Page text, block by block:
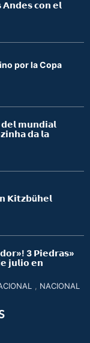
𝗔𝗻𝗱𝗲𝘀 𝗰𝗼𝗻 𝗲𝗹
por la Copa
𝗱𝗲𝗹 𝗺𝘂𝗻𝗱𝗶𝗮𝗹
𝗱𝗮 𝗹𝗮
𝗞𝗶𝘁𝘇𝗯ü𝗵𝗲𝗹
3 𝗣𝗶𝗲𝗱𝗿𝗮𝘀»
𝗷𝘂𝗹𝗶𝗼 𝗲𝗻
NACIONAL